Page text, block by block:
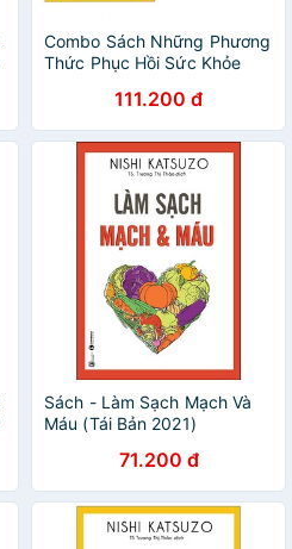
Combo Sách Những Phương
Thức Phục Hồi Sức Khỏe
111.200 đ
Sách - Làm Sạch Mạch Và
Máu (Tái Bản 2021)
71.200 đ